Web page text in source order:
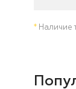
* Наличие